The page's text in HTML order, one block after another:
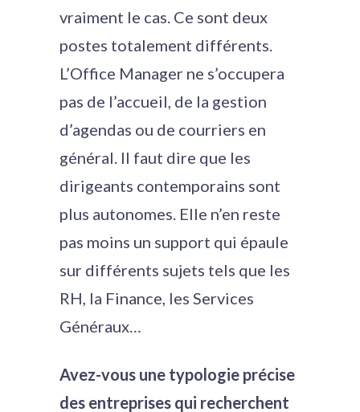
vraiment le cas. Ce sont deux
postes totalement différents.
L’Office Manager ne s’occupera
pas de l’accueil, de la gestion
d’agendas ou de courriers en
général. Il faut dire que les
dirigeants contemporains sont
plus autonomes. Elle n’en reste
pas moins un support qui épaule
sur différents sujets tels que les
RH, la Finance, les Services
Généraux…
Avez-vous une typologie précise
des entreprises qui recherchent